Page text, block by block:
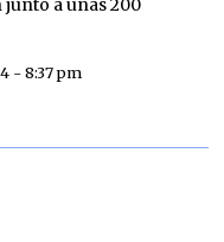
- 8:37 pm